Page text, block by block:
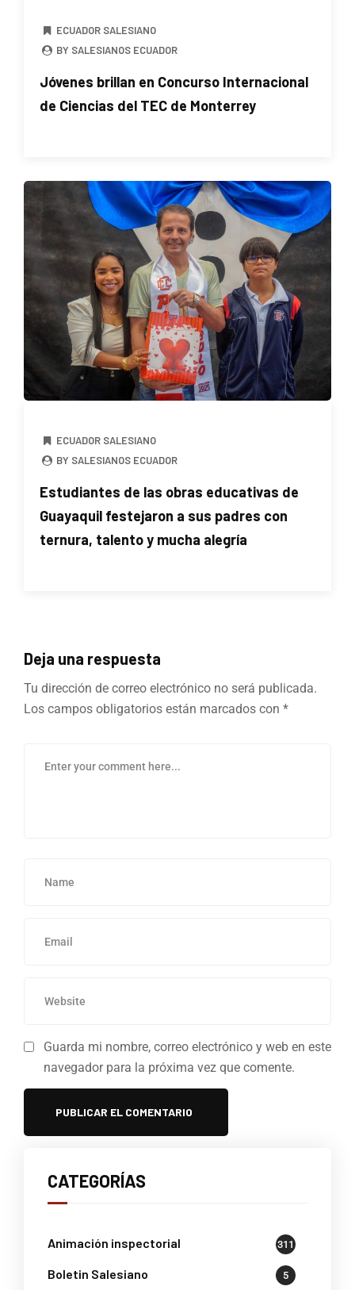
ECUADOR SALESIANO
BY SALESIANOS ECUADOR
Jóvenes brillan en Concurso Internacional
de Ciencias del TEC de Monterrey
ECUADOR SALESIANO
BY SALESIANOS ECUADOR
Estudiantes de las obras educativas de
Guayaquil festejaron a sus padres con
ternura, talento y mucha alegría
Deja una respuesta
Tu dirección de correo electrónico no será publicada.
Los campos obligatorios están marcados con *
Guarda mi nombre, correo electrónico y web en este
navegador para la próxima vez que comente.
CATEGORÍAS
Animación inspectorial 311
Boletin Salesiano 5